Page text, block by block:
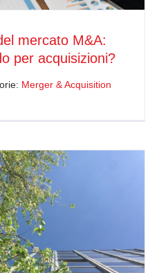
mercato M&A:
per acquisizioni?
Merger & Acquisition